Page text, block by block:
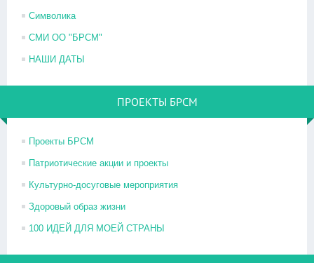
Символика
СМИ ОО "БРСМ"
НАШИ ДАТЫ
ПРОЕКТЫ БРСМ
Проекты БРСМ
Патриотические акции и проекты
Культурно-досуговые мероприятия
Здоровый образ жизни
100 ИДЕЙ ДЛЯ МОЕЙ СТРАНЫ